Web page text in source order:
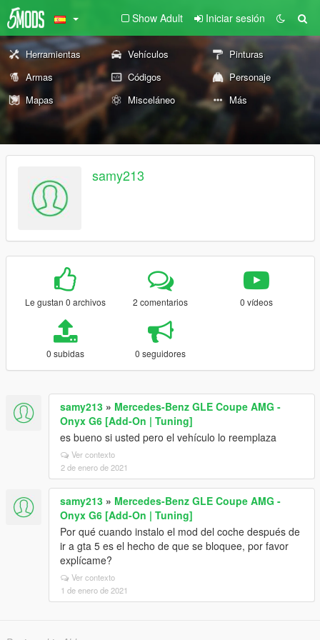
Show Adult Iniciar sesión
Herramientas Vehículos
Pinturas
Armas
Códigos
Personaje
Mapas
Misceláneo Más
samy213
Le gustan 0 archivos 2 comentarios 0 vídeos
0 subidas 0 seguidores
samy213 » Mercedes-Benz GLE Coupe AMG -
Onyx G6 [Add-On | Tuning]
es bueno si usted pero el vehículo lo reemplaza
Ver contexto
2 de enero de 2021
samy213 » Mercedes-Benz GLE Coupe AMG -
Onyx G6 [Add-On | Tuning]
Por qué cuando instalo el mod del coche después de
ir a gta 5 es el hecho de que se bloquee, por favor
explícame?
Ver contexto
1 de enero de 2021